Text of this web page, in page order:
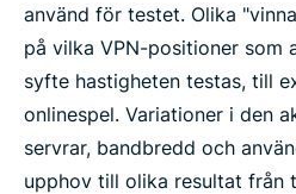
använd för testet. Olika
på vilka VPN-positioner som
syfte hastigheten testas, till
onlinespel. Variationer i den
servrar, bandbredd och
upphov till olika resultat från